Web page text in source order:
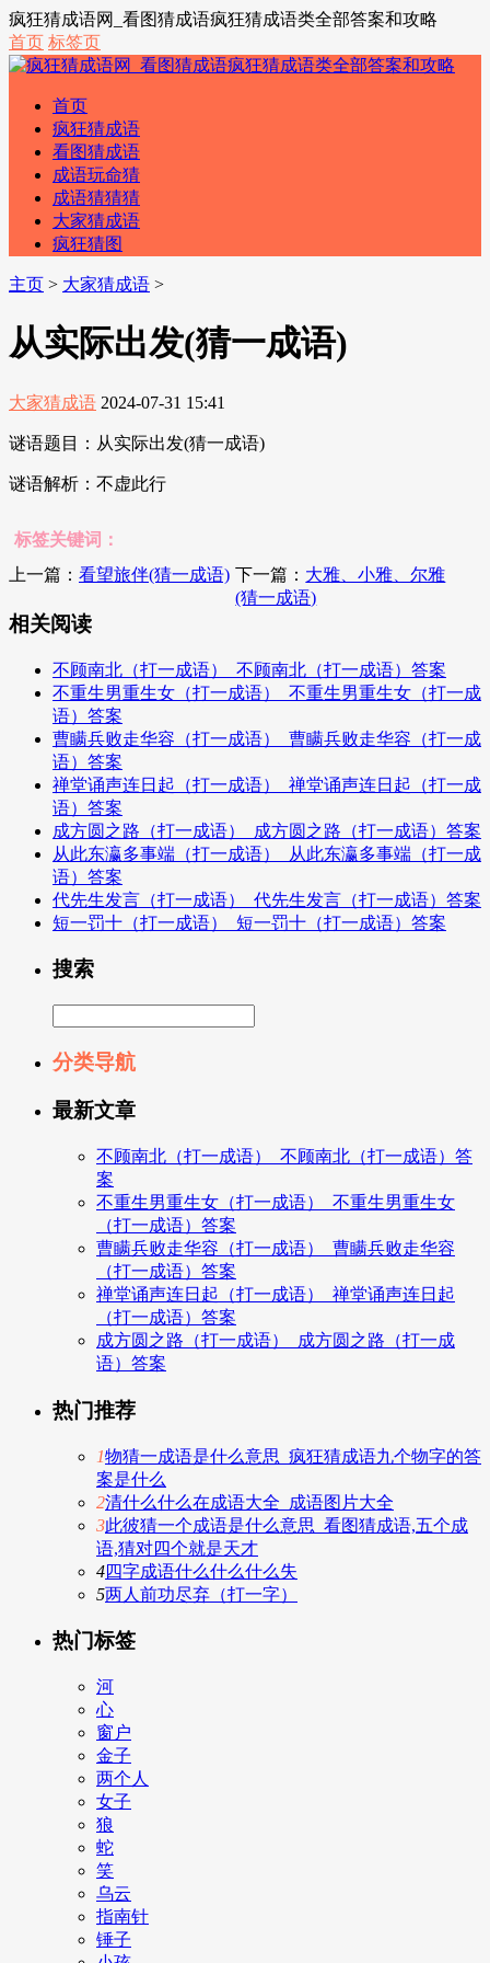
疯狂猜成语网_看图猜成语疯狂猜成语类全部答案和攻略
首页 标签页
首页
疯狂猜成语
看图猜成语
成语玩命猜
成语猜猜猜
大家猜成语
疯狂猜图
主页 > 大家猜成语 >
从实际出发(猜一成语)
大家猜成语 2024-07-31 15:41
谜语题目：从实际出发(猜一成语)
谜语解析：不虚此行
标签关键词：
上一篇： 看望旅伴(猜一成语) 下一篇： 大雅、小雅、尔雅
(猜一成语)
相关阅读
不顾南北（打一成语）_不顾南北（打一成语）答案
不重生男重生女（打一成语）_不重生男重生女（打一成
语）答案
曹瞒兵败走华容（打一成语）_曹瞒兵败走华容（打一成
语）答案
禅堂诵声连日起（打一成语）_禅堂诵声连日起（打一成
语）答案
成方圆之路（打一成语）_成方圆之路（打一成语）答案
从此东瀛多事端（打一成语）_从此东瀛多事端（打一成
语）答案
代先生发言（打一成语）_代先生发言（打一成语）答案
短一罚十（打一成语）_短一罚十（打一成语）答案
搜索
分类导航
最新文章
不顾南北（打一成语）_不顾南北（打一成语）答
案
不重生男重生女（打一成语）_不重生男重生女
（打一成语）答案
曹瞒兵败走华容（打一成语）_曹瞒兵败走华容
（打一成语）答案
禅堂诵声连日起（打一成语）_禅堂诵声连日起
（打一成语）答案
成方圆之路（打一成语）_成方圆之路（打一成
语）答案
热门推荐
1物猜一成语是什么意思_疯狂猜成语九个物字的答
案是什么
2清什么什么在成语大全_成语图片大全
3此彼猜一个成语是什么意思_看图猜成语,五个成
语,猜对四个就是天才
4四字成语什么什么什么失
5两人前功尽弃（打一字）
热门标签
河
心
窗户
金子
两个人
女子
狼
蛇
笑
乌云
指南针
锤子